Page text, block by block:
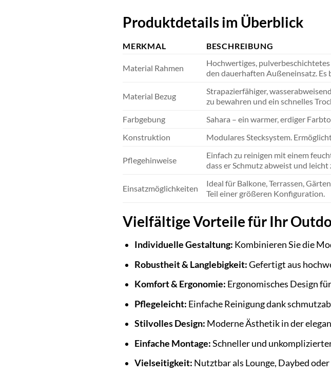
Produktdetails im Überblick
MERKMAL BESCHREIBUNG
Material Rahmen
Hochwertiges,
den dauerhaften Außeneinsatz.
Material Bezug
Strapazierfähiger,
zu bewahren und ein schnelles
Farbgebung
Sahara – ein warmer, erdiger
Konstruktion
Modulares Stecksystem.
Pflegehinweise
Einfach zu reinigen mit einem
dass er Schmutz abweist und leicht
Einsatzmöglichkeiten
Ideal für Balkone, Terrassen,
Teil einer größeren Konfiguration.
Vielfältige Vorteile für Ihr
Individuelle Gestaltung: Kombinieren Sie die
Robustheit & Langlebigkeit:Gefertigt aus
Komfort & Ergonomie: Ergonomisches Design
Pflegeleicht: Einfache Reinigung dank
Stilvolles Design: Moderne Ästhetik in der
Einfache Montage:Schneller und
Vielseitigkeit: Nutztbar als Lounge, Daybed